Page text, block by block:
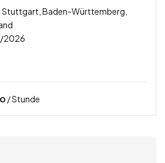
Stuttgart, Baden-Württemberg,
2026
/ Stunde